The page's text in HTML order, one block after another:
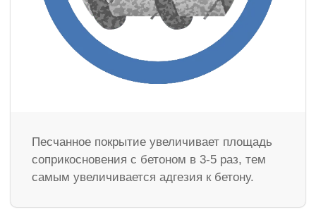
Песчанное покрытие увеличивает площадь
соприкосновения с бетоном в 3-5 раз, тем
самым увеличивается адгезия к бетону.